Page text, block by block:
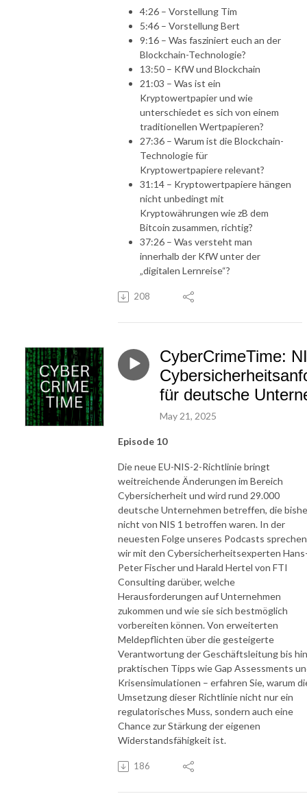
4:26 – Vorstellung Tim
5:46 – Vorstellung Bert
9:16 – Was fasziniert euch an der
Blockchain-Technologie?
13:50 – KfW und Blockchain
21:03 – Was ist ein
Kryptowertpapier und wie
unterschiedet es sich von einem
traditionellen Wertpapieren?
27:36 – Warum ist die Blockchain-
Technologie für
Kryptowertpapiere relevant?
31:14 – Kryptowertpapiere hängen
nicht unbedingt mit
Kryptowährungen wie zB dem
Bitcoin zusammen, richtig?
37:26 – Was versteht man
innerhalb der KfW unter der
„digitalen Lernreise“?
208
CyberCrimeTime:
für deutsche
May 21, 2025
Episode 10
Die neue EU-NIS-2-Richtlinie bringt
weitreichende Änderungen im Bereich
Cybersicherheit und wird rund 29.000
deutsche Unternehmen betreffen, die
nicht von NIS 1 betroffen waren. In der
neuesten Folge unseres Podcasts sprechen
wir mit den Cybersicherheitsexperten
Peter Fischer und Harald Hertel von FTI
Consulting darüber, welche
Herausforderungen auf Unternehmen
zukommen und wie sie sich bestmöglich
vorbereiten können. Von erweiterten
Meldepflichten über die gesteigerte
Verantwortung der Geschäftsleitung bis
praktischen Tipps wie Gap Assessments
Krisensimulationen – erfahren Sie, warum
Umsetzung dieser Richtlinie nicht nur ein
regulatorisches Muss, sondern auch eine
Chance zur Stärkung der eigenen
Widerstandsfähigkeit ist.
186